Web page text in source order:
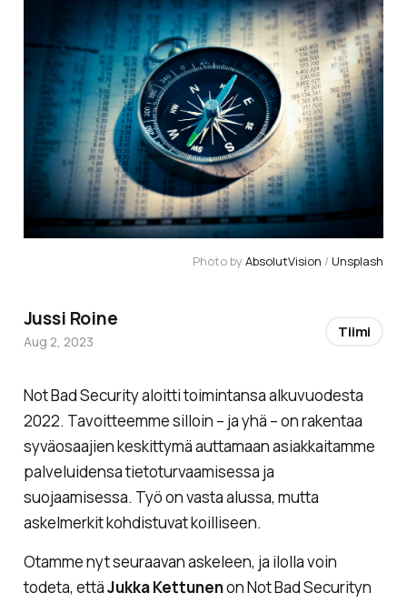
Photo by AbsolutVision / Unsplash
Not Bad Security aloitti toimintansa alkuvuodesta
2022. Tavoitteemme silloin – ja yhä – on rakentaa
syväosaajien keskittymä auttamaan asiakkaitamme
palveluidensa tietoturvaamisessa ja
suojaamisessa. Työ on vasta alussa, mutta
askelmerkit kohdistuvat koilliseen.
Otamme nyt seuraavan askeleen, ja ilolla voin
todeta, ettäJukka Kettunenon Not Bad Securityn
Jussi Roine
Aug 2, 2023
Tiimi